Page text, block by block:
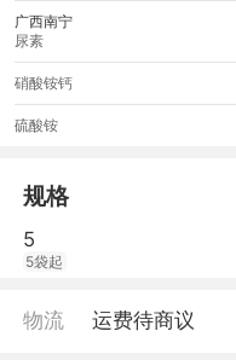
广西南宁
尿素
硝酸铵钙
硫酸铵
规格
5
5袋起
物流 运费待商议